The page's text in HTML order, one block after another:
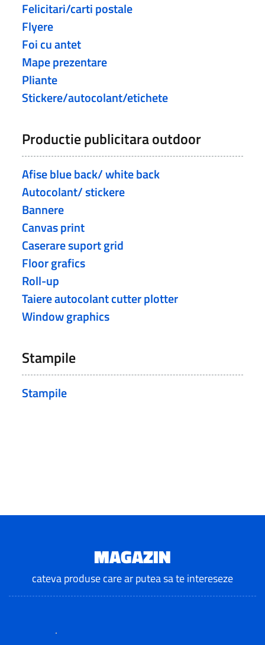
Felicitari/carti postale
Flyere
Foi cu antet
Mape prezentare
Pliante
Stickere/autocolant/etichete
Productie publicitara outdoor
Afise blue back/ white back
Autocolant/ stickere
Bannere
Canvas print
Caserare suport grid
Floor grafics
Roll-up
Taiere autocolant cutter plotter
Window graphics
Stampile
Stampile
MAGAZIN
cateva produse care ar putea sa te intereseze